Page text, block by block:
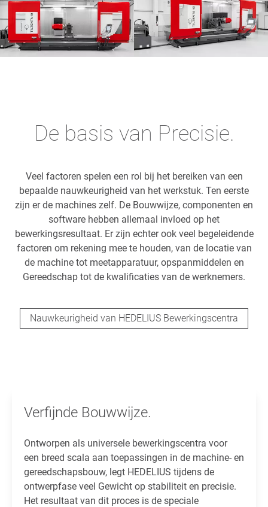
De basis van Precisie.
Veel factoren spelen een rol bij het bereiken van een
bepaalde nauwkeurigheid van het werkstuk. Ten eerste
zijn er de machines zelf. De Bouwwijze, componenten en
software hebben allemaal invloed op het
bewerkingsresultaat. Er zijn echter ook veel begeleidende
factoren om rekening mee te houden, van de locatie van
de machine tot meetapparatuur, opspanmiddelen en
Gereedschap tot de kwalificaties van de werknemers.
Nauwkeurigheid van HEDELIUS Bewerkingscentra
Verfijnde Bouwwijze.
Ontworpen als universele bewerkingscentra voor
een breed scala aan toepassingen in de machine- en
gereedschapsbouw, legt HEDELIUS tijdens de
ontwerpfase veel Gewicht op stabiliteit en precisie.
Het resultaat van dit proces is de speciale